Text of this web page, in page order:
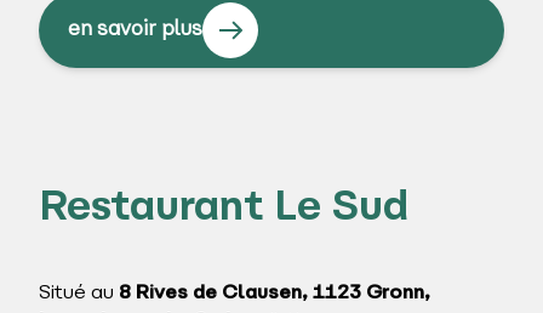
en savoir plus
Restaurant Le Sud
Situé au 8 Rives de Clausen, 1123 Gronn,